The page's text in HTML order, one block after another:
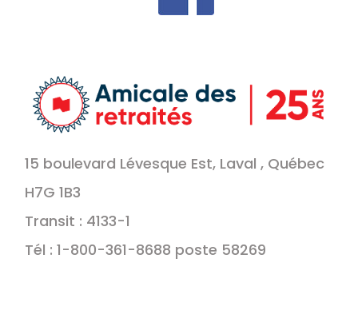
15 boulevard Lévesque Est, Laval , Québec
H7G 1B3
Transit : 4133-1
Tél : 1-800-361-8688 poste 58269